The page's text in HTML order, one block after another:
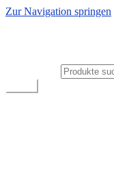
Zur Navigation springen